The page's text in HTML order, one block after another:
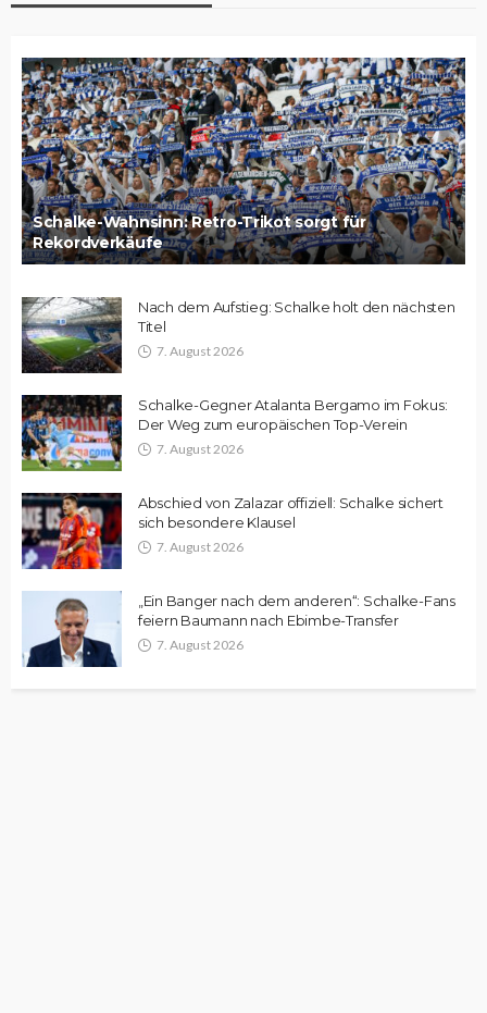
Schalke-Wahnsinn: Retro-Trikot sorgt für
Rekordverkäufe
Nach dem Aufstieg: Schalke holt den nächsten
Titel
7. August 2026
Schalke-Gegner Atalanta Bergamo im Fokus:
Der Weg zum europäischen Top-Verein
7. August 2026
Abschied von Zalazar offiziell: Schalke sichert
sich besondere Klausel
7. August 2026
„Ein Banger nach dem anderen“: Schalke-Fans
feiern Baumann nach Ebimbe-Transfer
7. August 2026